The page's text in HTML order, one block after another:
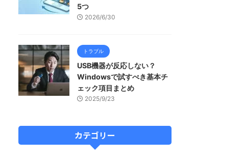
5つ
2026/6/30
トラブル
USB機器が反応しない？
Windowsで試すべき基本チ
ェック項目まとめ
2025/9/23
カテゴリー